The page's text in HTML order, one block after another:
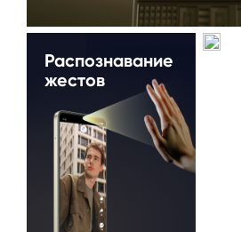
Распознавание
жестов